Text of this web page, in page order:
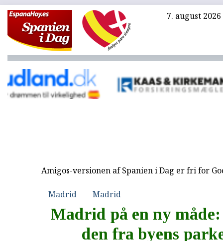
7. august 2026
Amigos-versionen af Spanien i Dag er fri for
Madrid Madrid
Madrid på en ny
den fra byens